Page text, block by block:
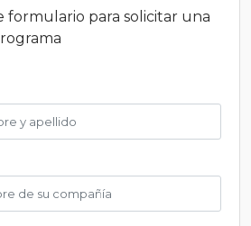
formulario para solicitar una